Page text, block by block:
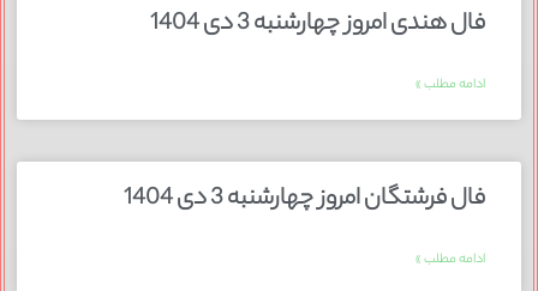
فال هندی امروز چهارشنبه 3 دی 1404
ادامه مطلب »
فال فرشتگان امروز چهارشنبه 3 دی 1404
ادامه مطلب »